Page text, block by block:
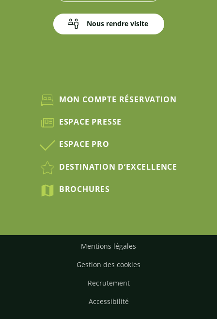
Nous rendre visite
MON COMPTE RÉSERVATION
ESPACE PRESSE
ESPACE PRO
DESTINATION D’EXCELLENCE
BROCHURES
Mentions légales
Gestion des cookies
Recrutement
Accessibilité